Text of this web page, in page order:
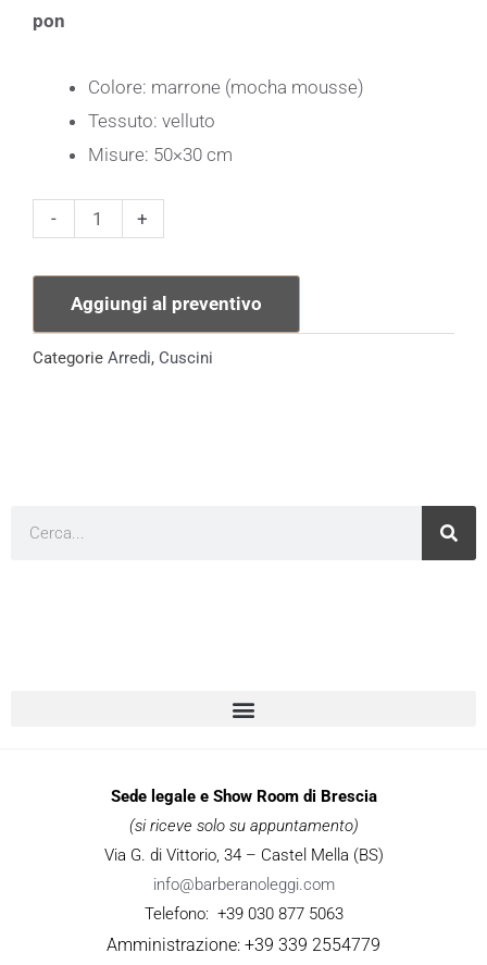
pon
Colore: marrone (mocha mousse)
Tessuto: velluto
Misure: 50×30 cm
-
Cuscino
Mocha
Mousse
Pon
+
Aggiungi al preventivo
Categorie Arredi, Cuscini
Cerca
Sede legale e Show Room di Brescia
(si riceve solo su appuntamento)
Via G. di Vittorio, 34 – Castel Mella (BS)
info@barberanoleggi.com
Telefono: +39 030 877 5063
Amministrazione: +39 339 2554779